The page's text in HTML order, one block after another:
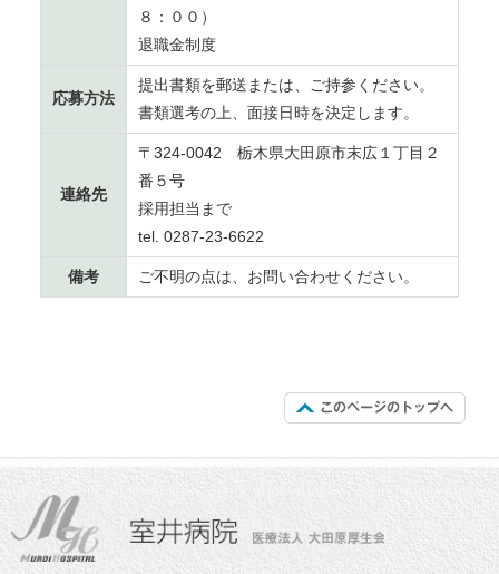
８：００）
退職金制度
応募方法
提出書類を郵送または、ご持参ください。
書類選考の上、面接日時を決定します。
連絡先
〒324-0042 栃木県大田原市末広１丁目２
番５号
採用担当まで
tel. 0287-23-6622
備考 ご不明の点は、お問い合わせください。